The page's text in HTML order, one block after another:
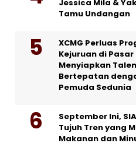
Jessica Mila &
Tamu Undangan
XCMG Perluas
Kejuruan di
Menyiapkan
Bertepatan
Pemuda Sedunia
September Ini,
Tujuh Tren yang
Makanan dan